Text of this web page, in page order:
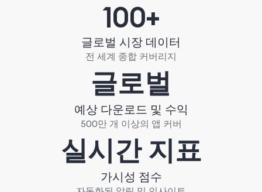
100+
글로벌 시장 데이터
전 세계 종합 커버리지
글로벌
예상 다운로드 및 수익
500만 개 이상의 앱 커버
실시간 지표
가시성 점수